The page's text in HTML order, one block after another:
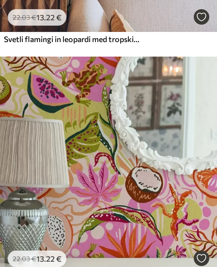
22.03€13.22 €
Svetli flamingi in leopardi med tropskimi rastlinami
22.03€13.22 €